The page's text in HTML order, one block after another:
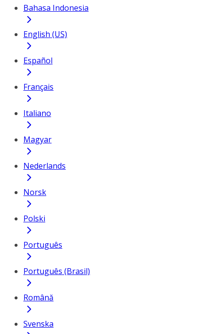
Bahasa Indonesia
English (US)
Español
Français
Italiano
Magyar
Nederlands
Norsk
Polski
Português
Português (Brasil)
Română
Svenska